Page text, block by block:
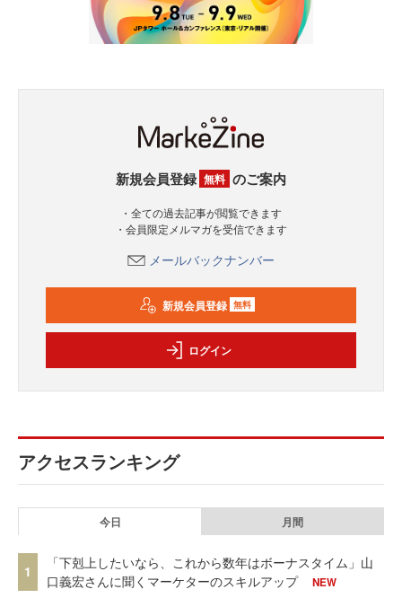
新規会員登録 無料 のご案内
・全ての過去記事が閲覧できます
・会員限定メルマガを受信できます
メールバックナンバー
新規会員登録 無料
ログイン
アクセスランキング
今日 月間
1
「下剋上したいなら、これから数年はボーナスタイム」山
口義宏さんに聞くマーケターのスキルアップ
NEW